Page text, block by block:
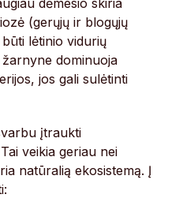
dėmesio skiria
(gerųjų ir blogųjų
lėtinio vidurių
dominuoja
jos gali sulėtinti
įtraukti
veikia geriau nei
natūralią ekosistemą. Į